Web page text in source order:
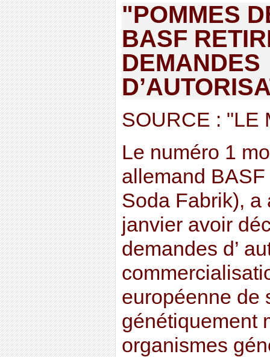
"POMMES
BASF
DEMANDES
SOURCE : "LE
Le numéro 1
allemand
Soda Fabrik), a
janvier avoir
demandes d’
européenne de
génétiquement
organismes